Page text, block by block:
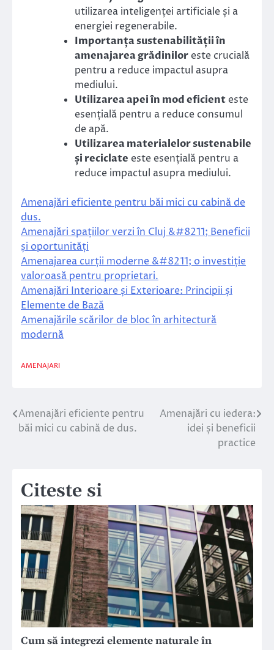
utilizarea inteligenței artificiale și a
energiei regenerabile.
Importanța sustenabilității în
amenajarea grădinilor este crucială
pentru a reduce impactul asupra
mediului.
Utilizarea apei în mod eficient este
esențială pentru a reduce consumul
de apă.
Utilizarea materialelor sustenabile
și reciclate este esențială pentru a
reduce impactul asupra mediului.
Amenajări eficiente pentru băi mici cu cabină de
dus.
Amenajări spațiilor verzi în Cluj &#8211; Beneficii
și oportunități
Amenajarea curții moderne &#8211; o investiție
valoroasă pentru proprietari.
Amenajări Interioare și Exterioare: Principii și
Elemente de Bază
Amenajările scărilor de bloc în arhitectură
modernă
AMENAJARI
Navigare
Amenajări eficiente pentru
băi mici cu cabină de dus.
Amenajări cu iedera:
idei și beneficii
practice
Citeste si
Cum să integrezi elemente naturale în